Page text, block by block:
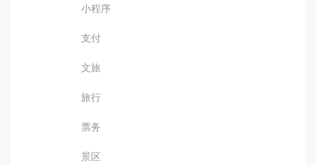
小程序
支付
文旅
旅行
票务
景区